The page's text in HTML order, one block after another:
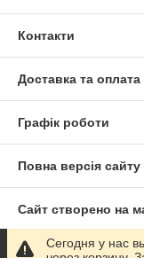
Контакти
Доставка та оплата
Графік роботи
Повна версія сайту
Сайт створено на
Політика
Сегодня у нас